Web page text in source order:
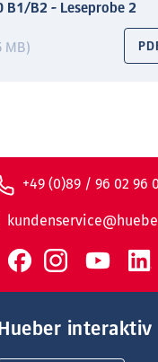
B1/B2 - Leseprobe 2
MB)
+49 (0)89 / 96 02 96
interaktiv